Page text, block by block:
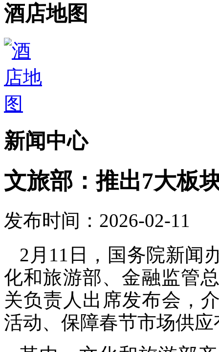
酒店地图
新闻中心
文旅部：推出7大板
发布时间：2026-02-11
2月11日，国务院新闻
化和旅游部、金融监管
关负责人出席发布会，
活动、保障春节市场供